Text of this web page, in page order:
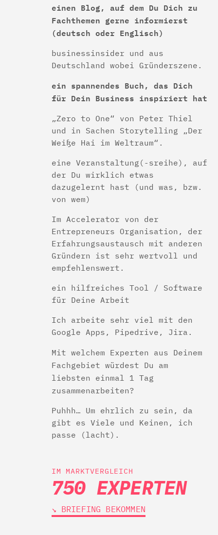
einen Blog, auf dem Du Dich zu
Fachthemen gerne informierst
(deutsch oder Englisch)
businessinsider und aus
Deutschland wobei Gründerszene.
ein spannendes Buch, das Dich
für Dein Business inspiriert hat
„Zero to One“ von Peter Thiel
und in Sachen Storytelling „Der
Weiße Hai im Weltraum“.
eine Veranstaltung(-sreihe), auf
der Du wirklich etwas
dazugelernt hast (und was, bzw.
von wem)
Im Accelerator von der
Entrepreneurs Organisation, der
Erfahrungsaustausch mit anderen
Gründern ist sehr wertvoll und
empfehlenswert.
ein hilfreiches Tool / Software
für Deine Arbeit
Ich arbeite sehr viel mit den
Google Apps, Pipedrive, Jira.
Mit welchem Experten aus Deinem
Fachgebiet würdest Du am
liebsten einmal 1 Tag
zusammenarbeiten?
Puhhh… Um ehrlich zu sein, da
gibt es Viele und Keinen, ich
passe (lacht).
IM MARKTVERGLEICH
750 EXPERTEN
↘︎ BRIEFING BEKOMMEN